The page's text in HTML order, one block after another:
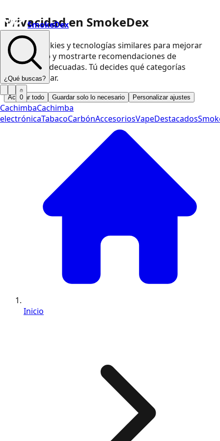
Privacidad en SmokeDex
Usamos cookies y tecnologías similares para mejorar
nuestra web y mostrarte recomendaciones de
productos adecuadas. Tú decides qué categorías
podemos usar.
Aceptar todo Guardar solo lo necesario Personalizar ajustes
SmokeDex
¿Qué buscas?
0
CachimbaCachimba
electrónicaTabacoCarbónAccesoriosVapeDestacados
Inicio